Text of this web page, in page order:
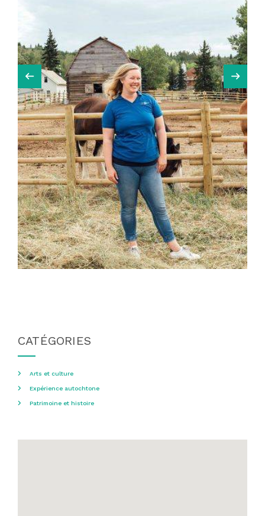
CATÉGORIES
Arts et culture
Expérience autochtone
Patrimoine et histoire